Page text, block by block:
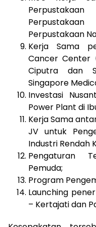
Perpustakaan
Kerja Sama
Cancer Center
Ciputra dan
Singapore
Investasi
Power Plant di
Kerja Sama
JV untuk
Industri Rendah
Pengaturan
Pemuda;
Program
Launching
– Kertajati dan